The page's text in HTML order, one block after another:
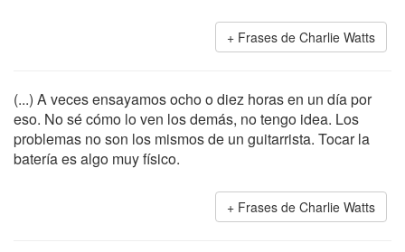
Frases de Charlie Watts
(...) A veces ensayamos ocho o diez horas en un día por
eso. No sé cómo lo ven los demás, no tengo idea. Los
problemas no son los mismos de un guitarrista. Tocar la
batería es algo muy físico.
Frases de Charlie Watts